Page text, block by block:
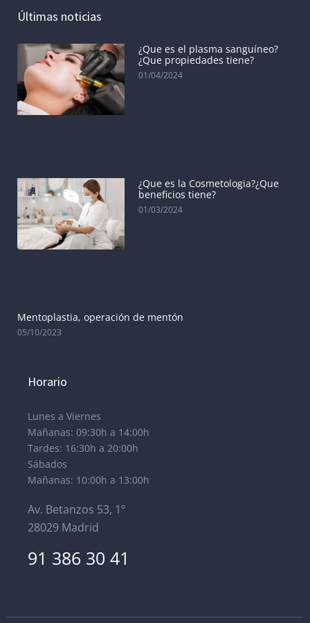
Últimas noticias
¿Que es el plasma sanguíneo?
¿Que propiedades tiene?
01/04/2024
¿Que es la Cosmetologia?¿Que
beneficios tiene?
01/03/2024
Mentoplastia, operación de mentón
05/10/2023
Horario
Lunes a Viernes
Mañanas: 09:30h a 14:00h
Tardes: 16:30h a 20:00h
Sábados
Mañanas: 10:00h a 13:00h
Av. Betanzos 53, 1º
28029 Madrid
91 386 30 41